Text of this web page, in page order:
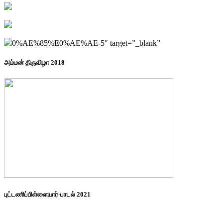
0%AE%85%E0%AE%AE-5″ target=”_blank”
அம்மன் திருவிழா 2018
புட்டணிப்பிள்ளையார்-பாடல் 2021